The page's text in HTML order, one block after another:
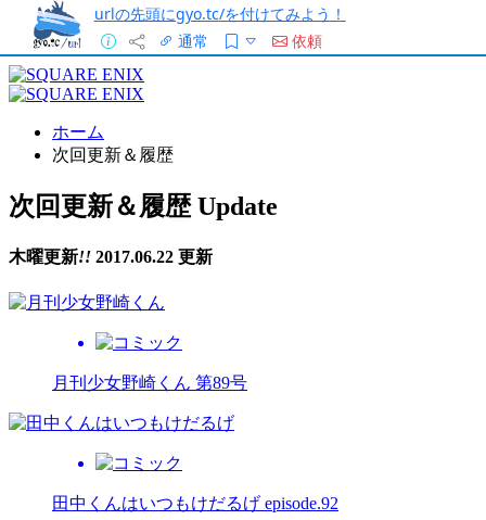
urlの先頭にgyo.tc/を付けてみよう！
通常
依頼